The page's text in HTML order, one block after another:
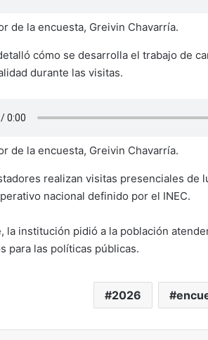
de la encuesta, Greivin Chavarría.
cómo se desarrolla el trabajo de
durante las visitas.
de la encuesta, Greivin Chavarría.
realizan visitas presenciales de
nacional definido por el INEC.
la institución pidió a la población
para las políticas públicas.
2026